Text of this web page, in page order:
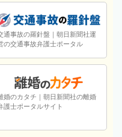
通事故の羅針盤｜朝日新聞社運
の交通事故弁護士ポータル
婚のカタチ｜朝日新聞社の離婚
護士ポータルサイト